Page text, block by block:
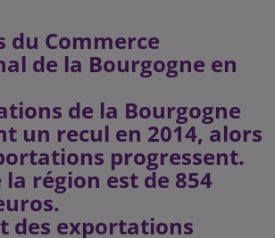
du Commerce
de la Bourgogne en
de la Bourgogne
un recul en 2014, alors
progressent.
la région est de 854
des exportations